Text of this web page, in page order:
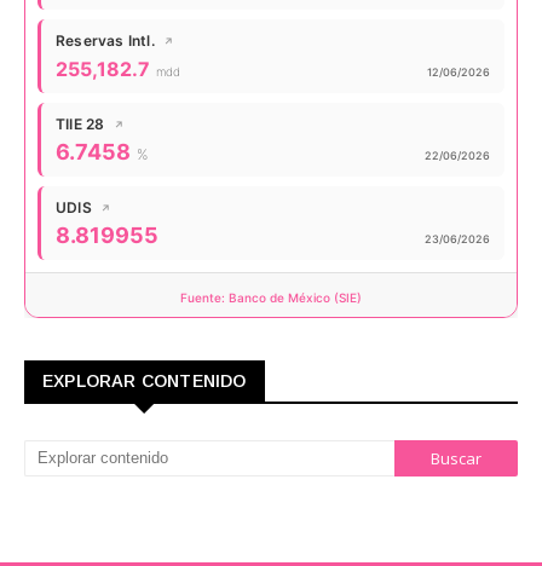
Reservas Intl. ↗
Valor actual:
255,182.7 mdd Actualizado:
12/06/2026
TIIE 28 ↗
Valor actual:
6.7458 % Actualizado:
22/06/2026
UDIS ↗
Valor actual:
8.819955 Actualizado:
23/06/2026
Fuente: Banco de México (SIE)
EXPLORAR CONTENIDO